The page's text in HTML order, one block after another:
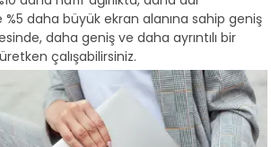
daha büyük ekran alanına sahip geniş
daha geniş ve daha ayrıntılı bir
çalışabilirsiniz.